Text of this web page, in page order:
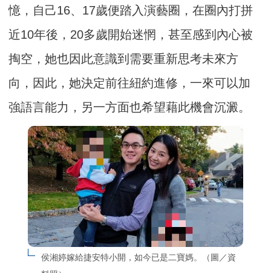
憶，自己16、17歲便踏入演藝圈，在圈內打拼
近10年後，20多歲開始迷惘，甚至感到內心被
掏空，她也因此意識到需要重新思考未來方
向，因此，她決定前往紐約進修，一來可以加
強語言能力，另一方面也希望藉此機會沉澱。
侯湘婷嫁給捷安特小開，如今已是二寶媽。（圖／資